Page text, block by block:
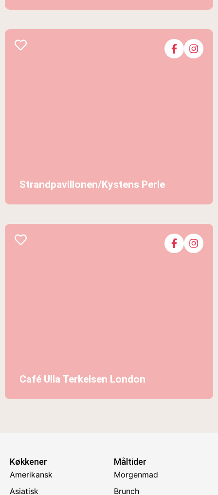
Strandpavillonen/Kystens Perle
Café Ulla Terkelsen London
Køkkener
Amerikansk
Asiatisk
Måltider
Morgenmad
Brunch